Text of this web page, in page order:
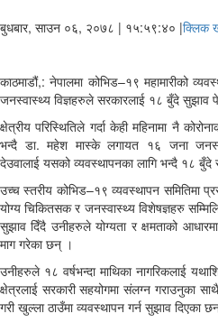
बुधबार, साउन ०६, २०७८ | १५:५९:४० |क्लिक
काठमाडौं,: नेपालमा कोभिड–१९ महामारीको
जनस्वास्थ्य विज्ञहरुले सरकारलाई १८ बुँदे सुझाव
क्षेत्रीय परिस्थितिले गर्दा केही महिनामा नै
भन्दै डा. महेश मास्के लगायत १६ जना
देउवालाई यसको व्यवस्थापनका लागि भन्दै १८
उच्च स्तरीय कोभिड–१९ व्यवस्थापन समितिमा
योग्य चिकितसक र जनस्वास्थ्य विशेषज्ञहरु
सुझाव दिँदै उनीहरुले योग्यता र क्षमताको
माग गरेका छन् ।
उनीहरुले १८ वर्षभन्दा माथिका नागरिकलाई
क्षेत्रलाई सरकारी सहयोगमा संलग्न गराउनुका
गरी खुल्ला ठाउँमा व्यवस्थापन गर्न सुझाव दिएका